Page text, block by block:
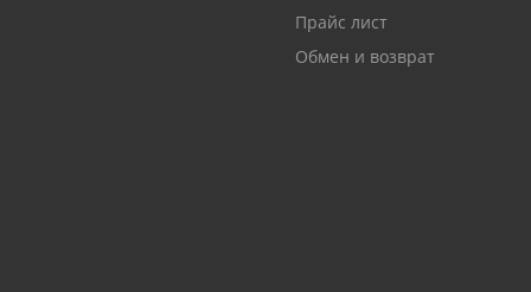
Прайс лист
Обмен и возврат